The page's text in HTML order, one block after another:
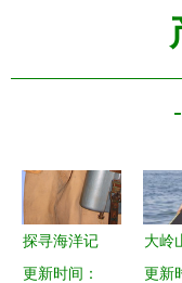
探寻海洋记
忆 潜水服
更新时间：
大岭
设备
更新